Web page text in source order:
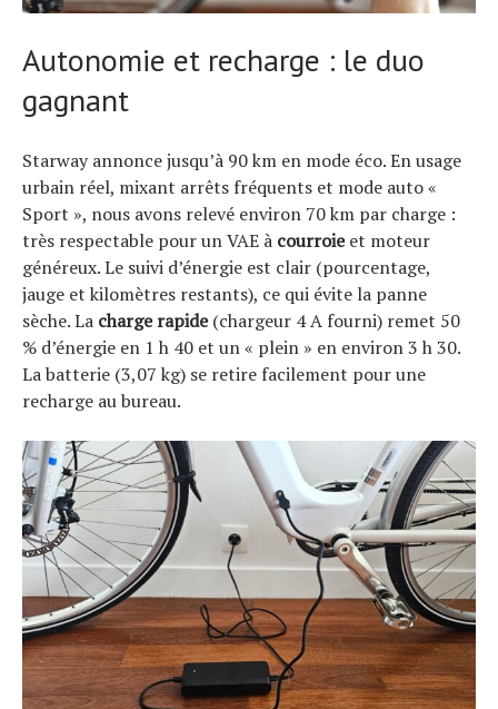
Autonomie et recharge : le duo
gagnant
Starway annonce jusqu’à 90 km en mode éco. En usage
urbain réel, mixant arrêts fréquents et mode auto «
Sport », nous avons relevé environ 70 km par charge :
très respectable pour un VAE à courroieet moteur
généreux. Le suivi d’énergie est clair (pourcentage,
jauge et kilomètres restants), ce qui évite la panne
sèche. La charge rapide(chargeur 4 A fourni) remet 50
% d’énergie en 1 h 40 et un « plein » en environ 3 h 30.
La batterie (3,07 kg) se retire facilement pour une
recharge au bureau.